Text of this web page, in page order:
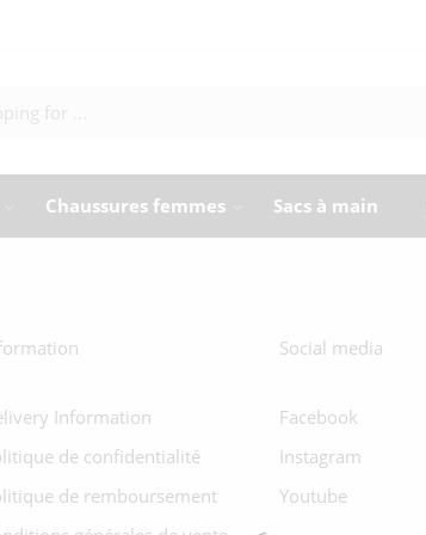
Chaussures femmes Sacs à main
Information
de confidentialité
de remboursement
Social media
Facebook
Instagram
Youtube